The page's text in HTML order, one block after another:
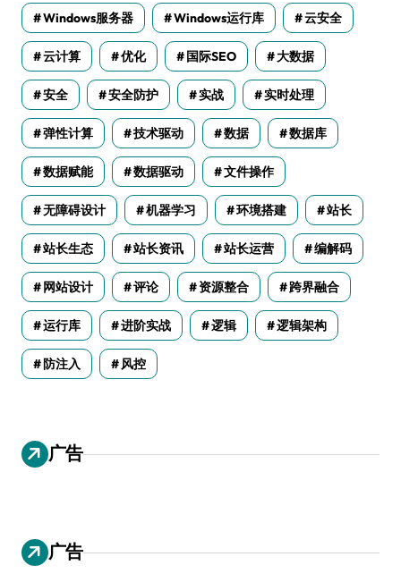
Windows服务器 Windows运行库 云安全
云计算 优化 国际SEO 大数据
安全 安全防护 实战 实时处理
弹性计算 技术驱动 数据 数据库
数据赋能 数据驱动 文件操作
无障碍设计 机器学习 环境搭建 站长
站长生态 站长资讯 站长运营 编解码
网站设计 评论 资源整合 跨界融合
运行库 进阶实战 逻辑 逻辑架构
防注入 风控
广告
广告